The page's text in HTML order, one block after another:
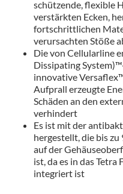
schützende, flexible
verstärkten Ecken,
fortschrittlichen
verursachten Stöße
Die von Cellularline
Dissipating
innovative
Aufprall erzeugte
Schäden an den
verhindert
Es ist mit der
hergestellt, die bis
auf der
ist, da es in das
integriert ist